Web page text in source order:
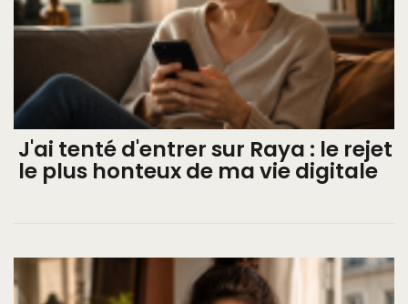
J'ai tenté d'entrer sur Raya : le rejet
le plus honteux de ma vie digitale